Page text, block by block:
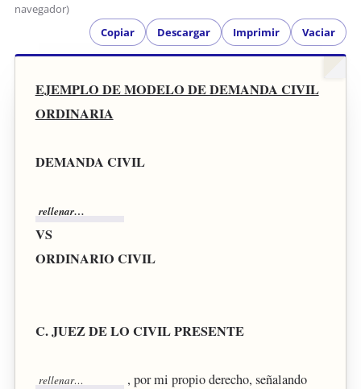
navegador)
Copiar
Descargar Imprimir Vaciar
EJEMPLO DE MODELO DE DEMANDA CIVIL
ORDINARIA
DEMANDA CIVIL
VS
ORDINARIO CIVIL
C. JUEZ DE LO CIVIL PRESENTE
, por mi propio derecho, señalando